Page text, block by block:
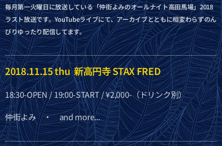
毎月第一火曜日に放送している「仲街よみのオールナイト高田馬場」2018
ラスト放送です。YouTubeライブにて、アーカイブとともに相変わらずのん
びりゆったり配信してます。
2018.11.15 thu 新高円寺 STAX FRED
18:30-OPEN / 19:00-START / ¥2,000-（ドリンク別）
仲街よみ ・ and more...